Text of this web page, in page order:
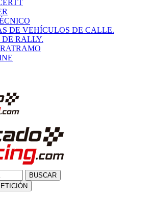
DE VEHÍCULOS DE CALLE.
RALLY.
BUSCAR